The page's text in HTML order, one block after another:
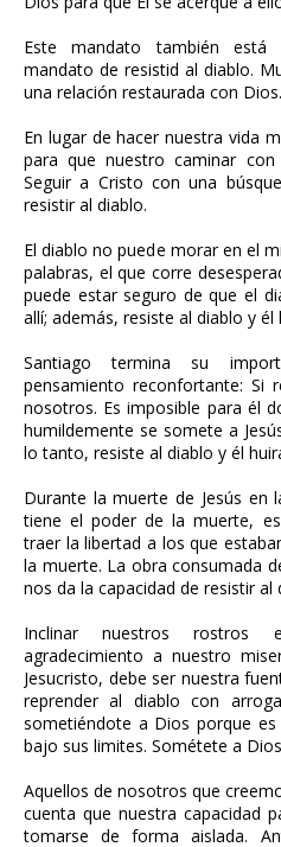
Este mandato también está
mandato de resistid al diablo.
una relación restaurada con Dios.
En lugar de hacer nuestra vida
para que nuestro caminar con
Seguir a Cristo con una
resistir al diablo.
El diablo no puede morar en el
palabras, el que corre
puede estar seguro de que el
allí; además, resiste al diablo y
Santiago termina su
pensamiento reconfortante: Si
nosotros. Es imposible para él
humildemente se somete a
lo tanto, resiste al diablo y él
Durante la muerte de Jesús en
tiene el poder de la muerte,
traer la libertad a los que
la muerte. La obra consumada
nos da la capacidad de resistir al
Inclinar nuestros rostros
agradecimiento a nuestro
Jesucristo, debe ser nuestra
reprender al diablo con
sometiéndote a Dios porque
bajo sus limites. Sométete a
Aquellos de nosotros que
cuenta que nuestra capacidad
tomarse de forma aislada.